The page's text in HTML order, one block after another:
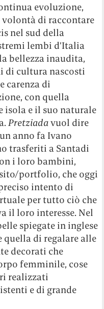
evoluzione,
volontà di raccontare
nel sud della
lembi d’Italia
bellezza inaudita,
di cultura nascosti
carenza di
con quella
isola e il suo naturale
Pretziadavuol dire
anno fa Ivano
trasferiti a Santadi
i loro bambini,
portfolio, che oggi
intento di
per tutto ciò che
il loro interesse. Nel
spiegate in inglese
quella di regalare alle
decorati che
femminile, cose
realizzati
e di grande